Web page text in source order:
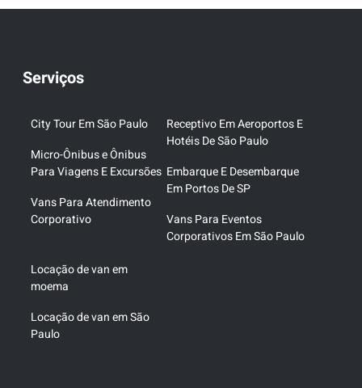
Serviços
City Tour Em São Paulo
Micro-Ônibus e Ônibus
Para Viagens E Excursões
Vans Para Atendimento
Corporativo
Receptivo Em Aeroportos E
Hotéis De São Paulo
Embarque E Desembarque
Em Portos De SP
Vans Para Eventos
Corporativos Em São Paulo
Locação de van em
moema
Locação de van em São
Paulo